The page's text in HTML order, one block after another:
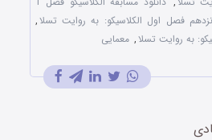
فصل اول الکلاسیکو: به روایت تسلا,
به روایت تسلا, معمایی